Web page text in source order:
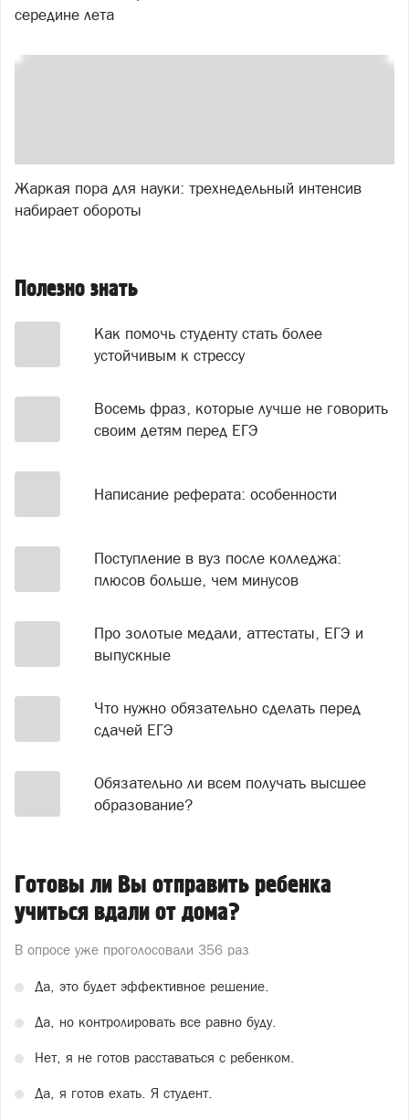
середине лета
Жаркая пора для науки: трехнедельный интенсив
набирает обороты
Полезно знать
Как помочь студенту стать более
устойчивым к стрессу
Восемь фраз, которые лучше не говорить
своим детям перед ЕГЭ
Написание реферата: особенности
Поступление в вуз после колледжа:
плюсов больше, чем минусов
Про золотые медали, аттестаты, ЕГЭ и
выпускные
Что нужно обязательно сделать перед
сдачей ЕГЭ
Обязательно ли всем получать высшее
образование?
Готовы ли Вы отправить ребенка
учиться вдали от дома?
В опросе уже проголосовали 356 раз
Да, это будет эффективное решение.
Да, но контролировать все равно буду.
Нет, я не готов расставаться с ребенком.
Да, я готов ехать. Я студент.